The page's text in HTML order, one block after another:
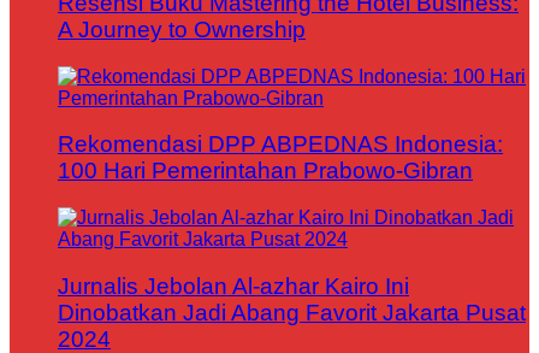
A Journey to Ownership
Rekomendasi DPP ABPEDNAS Indonesia:
100 Hari Pemerintahan Prabowo-Gibran
Jurnalis Jebolan Al-azhar Kairo Ini
Dinobatkan Jadi Abang Favorit Jakarta Pusat
2024